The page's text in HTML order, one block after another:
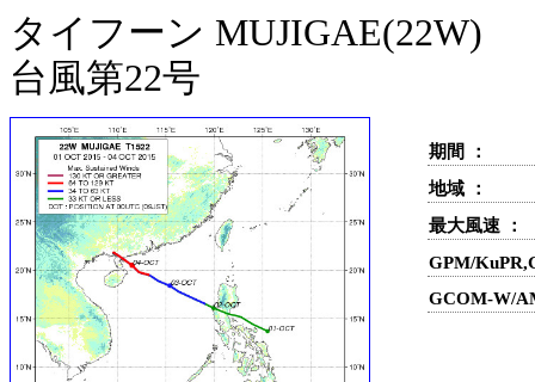
タイフーン MUJIGAE(22W)
台風第22号
期間 ：
地域 ：
最大風速 ：
GPM/
GCOM-W/